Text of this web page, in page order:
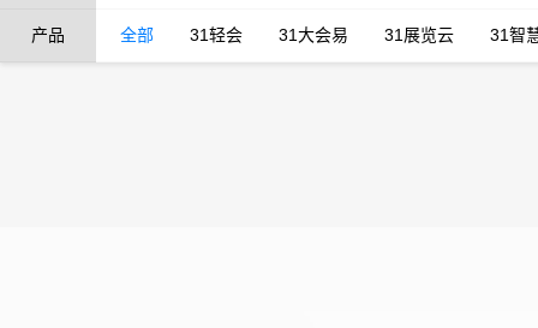
产品 全部 31轻会 31大会易 31展览云 31智